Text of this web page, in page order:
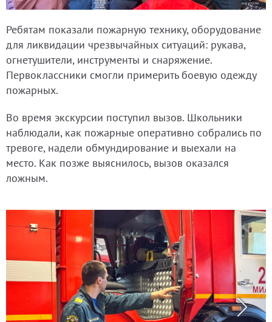
Ребятам показали пожарную технику, оборудование
для ликвидации чрезвычайных ситуаций: рукава,
огнетушители, инструменты и снаряжение.
Первоклассники смогли примерить боевую одежду
пожарных.
Во время экскурсии поступил вызов. Школьники
наблюдали, как пожарные оперативно собрались по
тревоге, надели обмундирование и выехали на
место. Как позже выяснилось, вызов оказался
ложным.